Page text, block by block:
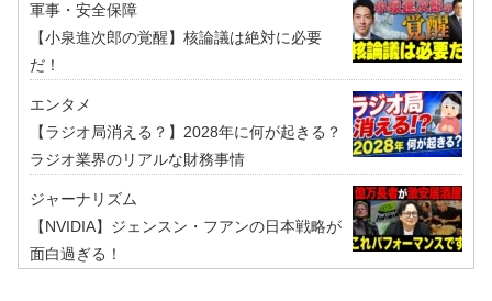
軍事・安全保障
【小泉進次郎の覚醒】核論議は絶対に必要
だ！
エンタメ
【ラジオ局消える？】2028年に何が起きる？
ラジオ業界のリアルな財務事情
ジャーナリズム
【NVIDIA】ジェンスン・フアンの日本戦略が
面白過ぎる！